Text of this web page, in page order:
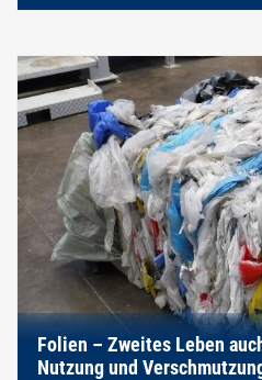
Folien – Zweites Leben
Nutzung und